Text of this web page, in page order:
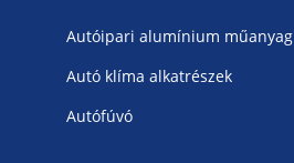
Autóipari alumínium
Autó klíma alkatrészek
Autófúvó